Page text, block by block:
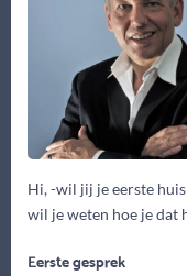
Hi, -wil jij je eerste
wil je weten hoe je dat
Eerste gesprek